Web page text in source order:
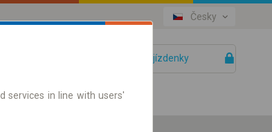
Česky
Vaše jízdenky
services in line with users'